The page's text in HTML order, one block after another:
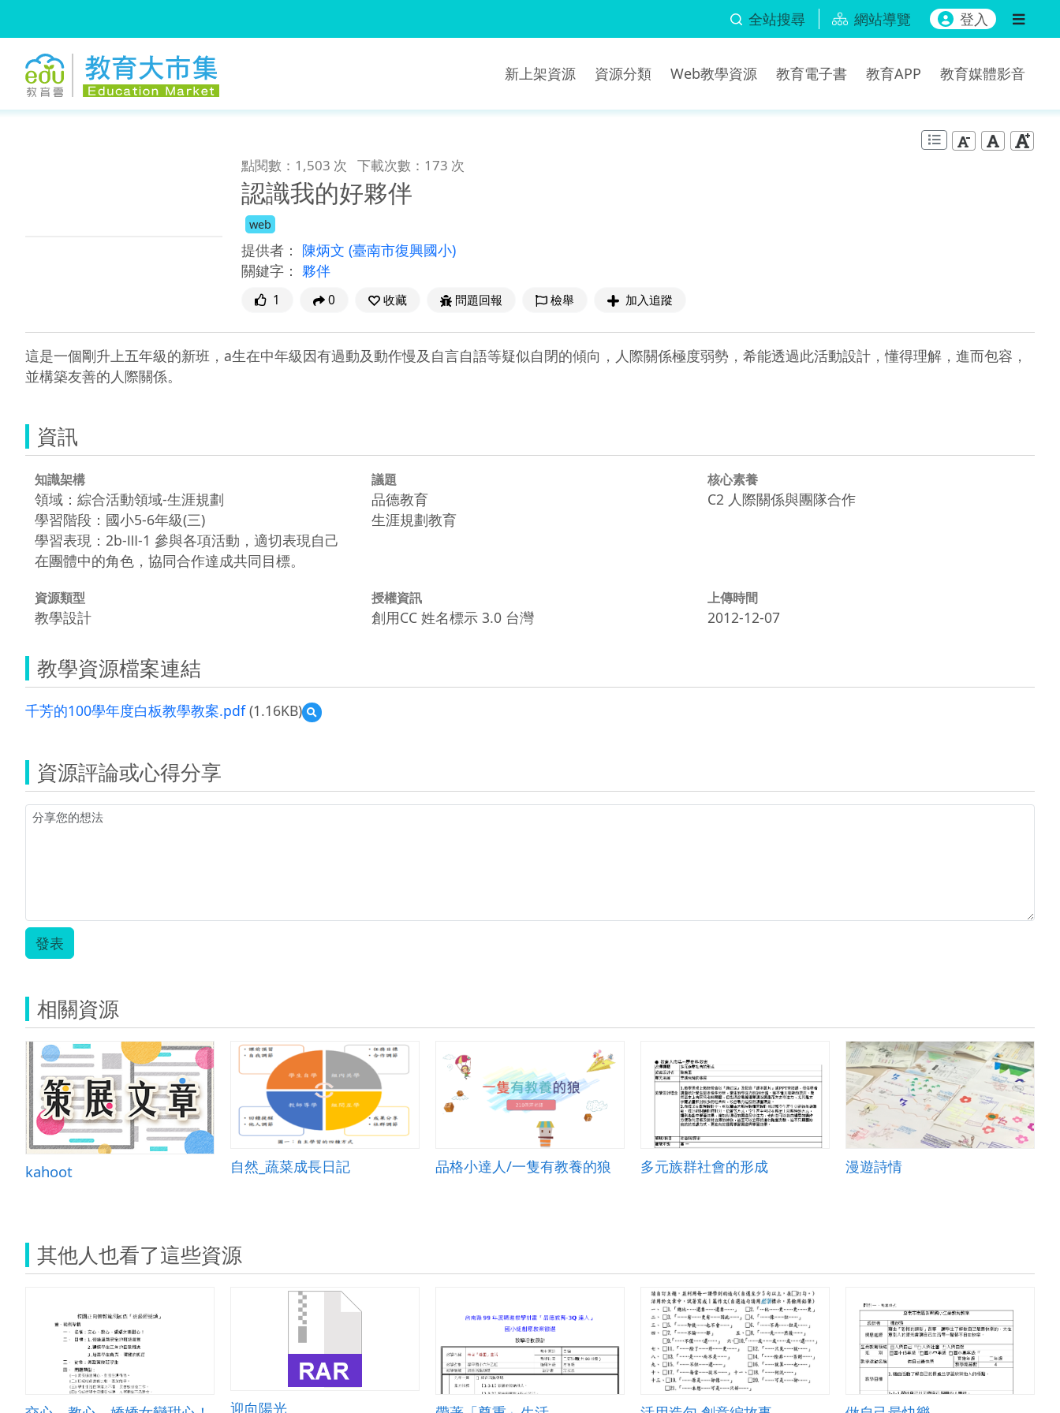
全站搜尋 網站導覽 登入
新上架資源 資源分類 Web教學資源 教育電子書 教育APP 教育媒體影音
點閱數：1,503 次 下載次數：173 次
認識我的好夥伴
web
提供者： 陳炳文 (臺南市復興國小)
關鍵字： 夥伴
1 0 收藏 問題回報 檢舉 加入追蹤
這是一個剛升上五年級的新班，a生在中年級因有過動及動作慢及自言自語等疑似自閉的傾向，人際關係極度弱勢，希能透過此活動設計，懂得理解，進而包容，
並構築友善的人際關係。
資訊
知識架構
領域：綜合活動領域-生涯規劃
學習階段：國小5-6年級(三)
學習表現：2b-Ⅲ-1 參與各項活動，適切表現自己
在團體中的角色，協同合作達成共同目標。
議題
品德教育
生涯規劃教育
核心素養
C2 人際關係與團隊合作
資源類型
教學設計
授權資訊
創用CC 姓名標示 3.0 台灣
上傳時間
2012-12-07
教學資源檔案連結
千芳的100學年度白板教學教案.pdf(1.16KB)
預
覽
學
案.pdf
資源評論或心得分享
發表
相關資源
kahoot 自然_蔬菜成長日記 品格小達人/一隻有教養的狼 多元族群社會的形成 漫遊詩情
其他人也看了這些資源
迎向陽光